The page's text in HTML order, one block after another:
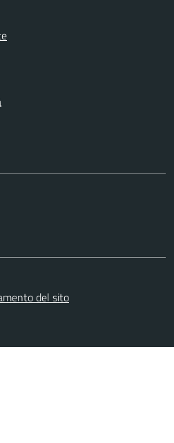
del sito